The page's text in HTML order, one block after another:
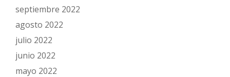
septiembre 2022
agosto 2022
julio 2022
junio 2022
mayo 2022